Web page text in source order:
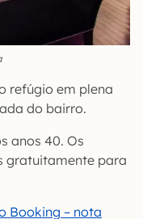
refúgio em plena
do bairro.
anos 40. Os
gratuitamente para
Booking – nota